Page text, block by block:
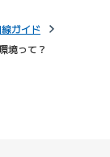
ガイド
境って？